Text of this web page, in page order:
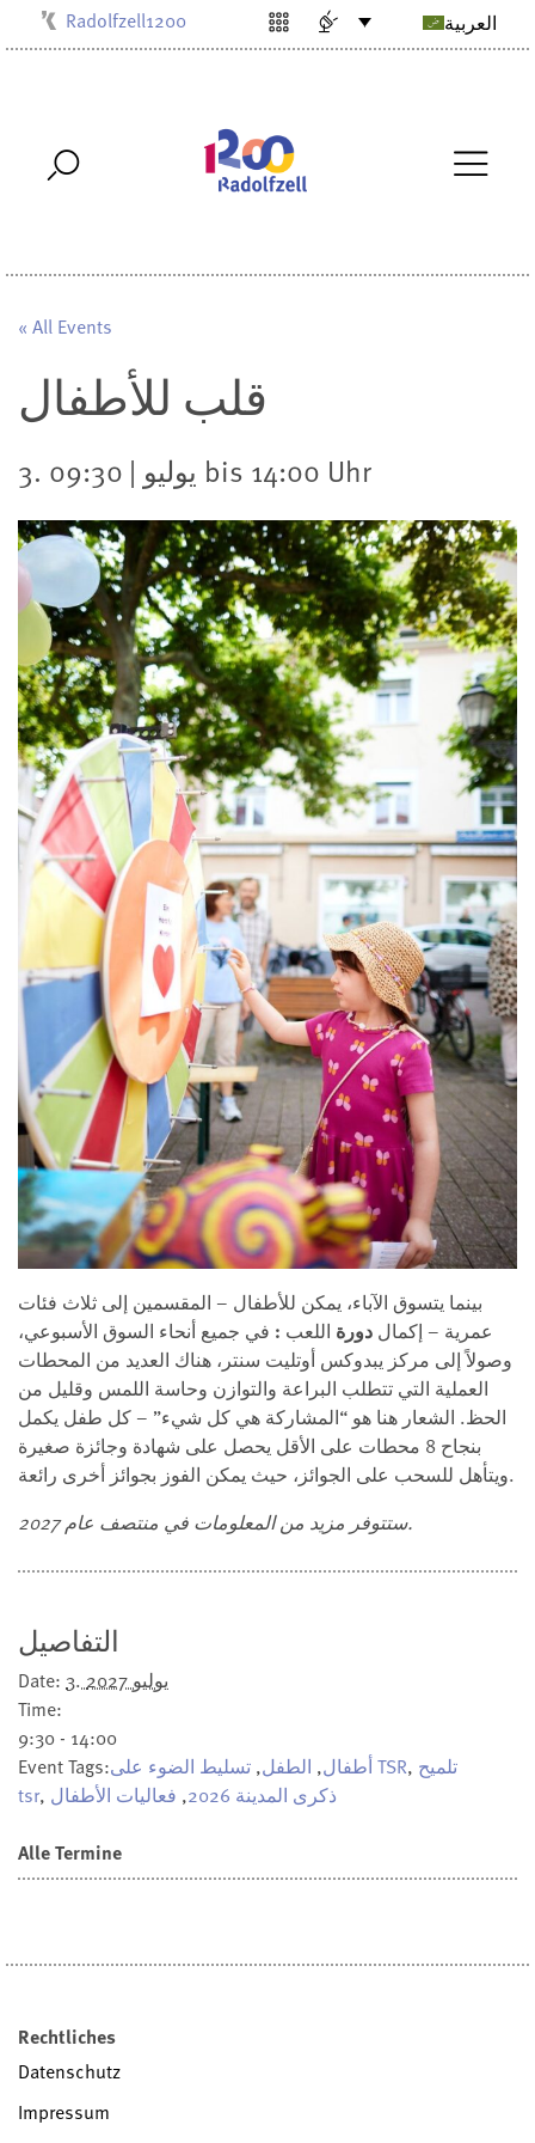
Musikschule
Stadtbibliothek
Radolfzell1200 العربية
« All Events
قلب للأطفال
3. يوليو | 09:30 bis 14:00 Uhr
بينما يتسوق الآباء، يمكن للأطفال – المقسمين إلى ثلاث فئات
عمرية – إكمال دورة اللعب : في جميع أنحاء السوق الأسبوعي،
وصولاً إلى مركز يبدوكس أوتليت سنتر، هناك العديد من المحطات
العملية التي تتطلب البراعة والتوازن وحاسة اللمس وقليل من
الحظ. الشعار هنا هو “المشاركة هي كل شيء” – كل طفل يكمل
بنجاح 8 محطات على الأقل يحصل على شهادة وجائزة صغيرة
ويتأهل للسحب على الجوائز، حيث يمكن الفوز بجوائز أخرى رائعة.
ستتوفر مزيد من المعلومات في منتصف عام 2027.
التفاصيل
Date:
3. يوليو 2027
Time:
9:30 - 14:00
Event Tags:
أطفال, الطفل, تسليط الضوء على TSR, تلميح
tsr, ذكرى المدينة 2026 , فعاليات الأطفال
Alle Termine
Rechtliches
Datenschutz
Impressum